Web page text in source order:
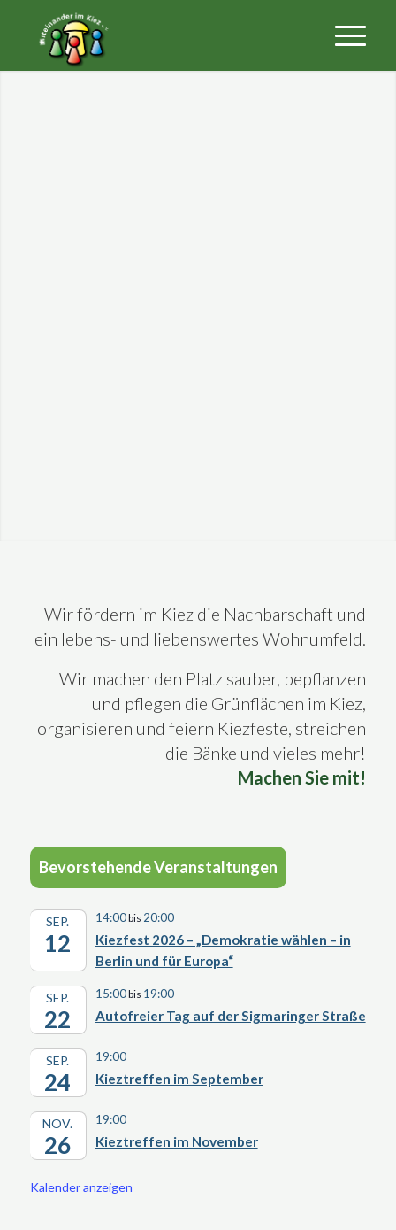
Wir fördern im Kiez die Nachbarschaft und
ein lebens- und liebenswertes Wohnumfeld.
Wir machen den Platz sauber, bepflanzen
und pflegen die Grünflächen im Kiez,
organisieren und feiern Kiezfeste, streichen
die Bänke und vieles mehr!
Machen Sie mit!
Bevorstehende Veranstaltungen
SEP.
12
14:00bis 20:00
Kiezfest 2026 – „Demokratie wählen – in
Berlin und für Europa“
SEP.
22
15:00bis 19:00
Autofreier Tag auf der Sigmaringer Straße
SEP.
24
19:00
Kieztreffen im September
NOV.
26
19:00
Kieztreffen im November
Kalender anzeigen